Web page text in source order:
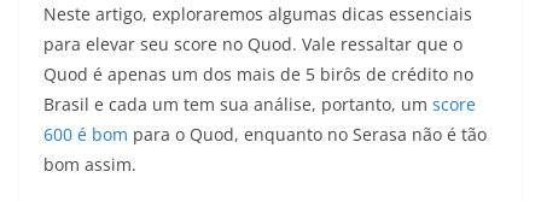
Neste artigo, exploraremos algumas dicas essenciais
para elevar seu score no Quod. Vale ressaltar que o
Quod é apenas um dos mais de 5 birôs de crédito no
Brasil e cada um tem sua análise, portanto, um score
600 é bom para o Quod, enquanto no Serasa não é tão
bom assim.